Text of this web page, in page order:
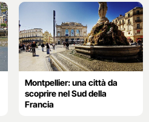
Montpellier: una città da
scoprire nel Sud della
Francia